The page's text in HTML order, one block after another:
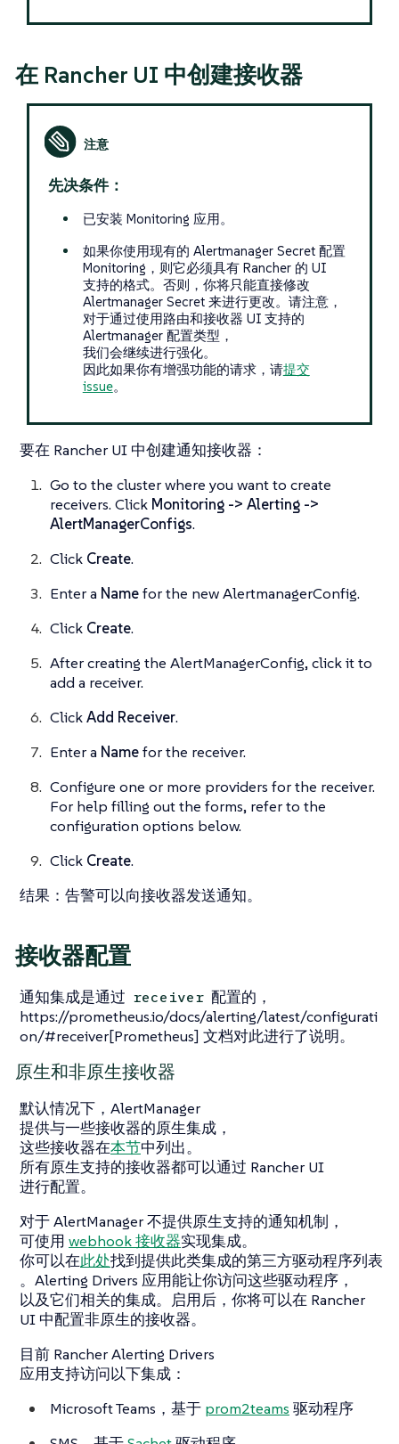
在 Rancher UI 中创建接收器
先决条件：
已安装 Monitoring 应用。
如果你使用现有的 Alertmanager Secret 配置
Monitoring，则它必须具有 Rancher 的 UI
支持的格式。否则，你将只能直接修改
Alertmanager Secret 来进行更改。请注意，
对于通过使用路由和接收器 UI 支持的
Alertmanager 配置类型，
我们会继续进行强化。
因此如果你有增强功能的请求，请提交
issue。
要在 Rancher UI 中创建通知接收器：
Go to the cluster where you want to create
receivers. Click Monitoring -> Alerting ->
AlertManagerConfigs.
Click Create.
Enter a Namefor the new AlertmanagerConfig.
Click Create.
After creating the AlertManagerConfig, click it to
add a receiver.
ClickAdd Receiver.
Enter a Namefor the receiver.
Configure one or more providers for the receiver.
For help filling out the forms, refer to the
configuration options below.
Click Create.
结果 ：告警可以向接收器发送通知。
接收器配置
通知集成是通过 receiver 配置的，
https://prometheus.io/docs/alerting/latest/configurati
on/#receiver[Prometheus] 文档对此进行了说明。
原生和非原生接收器
默认情况下，AlertManager
提供与一些接收器的原生集成，
这些接收器在本节中列出。
所有原生支持的接收器都可以通过 Rancher UI
进行配置。
对于 AlertManager 不提供原生支持的通知机制，
可使用 webhook 接收器实现集成。
你可以在此处找到提供此类集成的第三方驱动程序列表
。Alerting Drivers 应用能让你访问这些驱动程序，
以及它们相关的集成。启用后，你将可以在 Rancher
UI 中配置非原生的接收器。
目前 Rancher Alerting Drivers
应用支持访问以下集成：
Microsoft Teams，基于 prom2teams 驱动程序